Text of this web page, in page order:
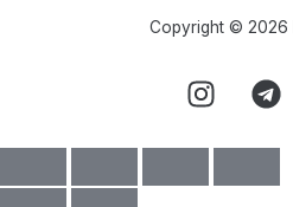
Copyright © 2026